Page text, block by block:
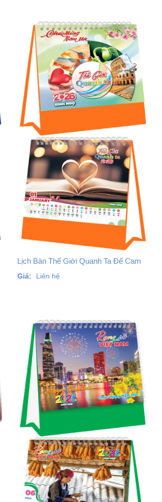
Lịch Bàn Thế Giới Quanh Ta Đế Cam
Giá: Liên hệ